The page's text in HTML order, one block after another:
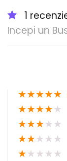
1
Incepi un
★★★★★
★★★★★
★★★★★
★★★★★
★★★★★